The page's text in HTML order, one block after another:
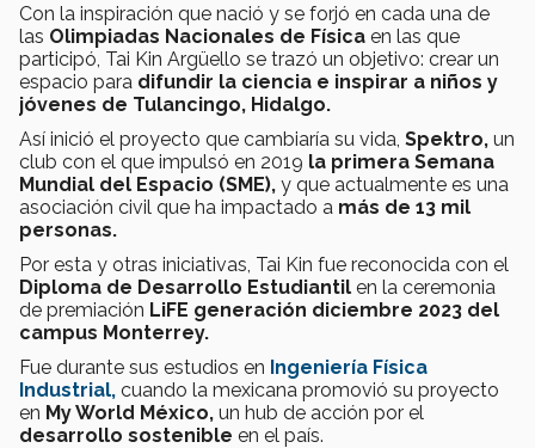
Con la inspiración que nació y se forjó en cada una de
las Olimpiadas Nacionales de Física en las que
participó, Tai Kin Argüello se trazó un objetivo: crear un
espacio para difundir la ciencia e inspirar a niños y
jóvenes de Tulancingo, Hidalgo.
Así inició el proyecto que cambiaría su vida, Spektro, un
club con el que impulsó en 2019 la primera Semana
Mundial del Espacio (SME), y que actualmente es una
asociación civil que ha impactado a más de 13 mil
personas.
Por esta y otras iniciativas, Tai Kin fue reconocida con el
Diploma de Desarrollo Estudiantil en la ceremonia
de premiación LiFE generación diciembre 2023 del
campus Monterrey.
Fue durante sus estudios en Ingeniería Física
Industrial, cuando la mexicana promovió su proyecto
en My World México, un hub de acción por el
desarrollo sostenible en el país.